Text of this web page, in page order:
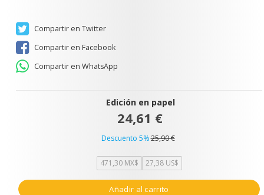
Compartir en Twitter
Compartir en Facebook
Compartir en WhatsApp
Edición en papel
24,61 €
Descuento 5%25,90 €
471,30 MX$ 27,38 US$
Añadir al carrito